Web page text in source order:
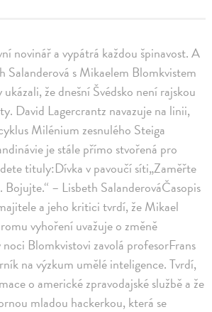
novinář a vypátrá každou špinavost. A
Salanderová s Mikaelem Blomkvistem
že dnešní Švédsko není rajskou
David Lagercrantz navazuje na linii,
Milénium zesnulého Steiga
je stále přímo stvořená pro
tituly:Dívka v pavoučí síti„Zaměřte
Bojujte.“ – Lisbeth SalanderováČasopis
a jeho kritici tvrdí, že Mikael
vyhoření uvažuje o změně
noci Blomkvistovi zavolá profesorFrans
na výzkum umělé inteligence. Tvrdí,
o americké zpravodajské službě a že
mladou hackerkou, která se